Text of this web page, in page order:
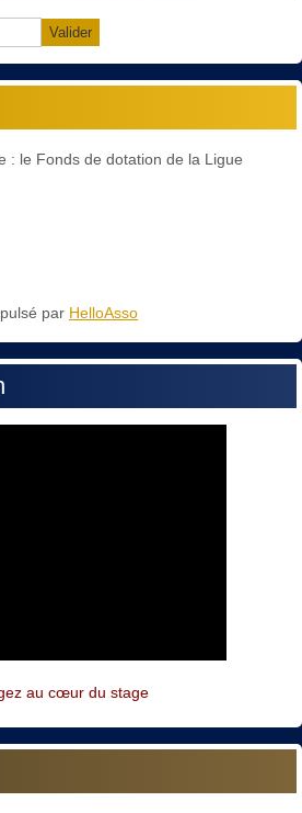
Valider
: le Fonds de dotation de la Ligue
par HelloAsso
au cœur du stage